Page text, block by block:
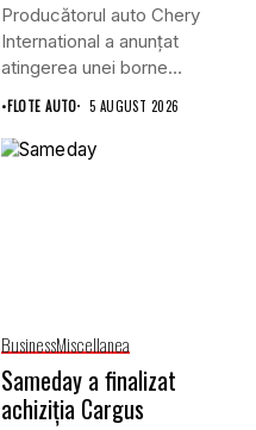
Producătorul auto Chery
International a anunțat
atingerea unei borne
istorice în industria...
•FLOTE AUTO 5 AUGUST 2026
BusinessMiscellanea
Sameday a finalizat
achiziția Cargus